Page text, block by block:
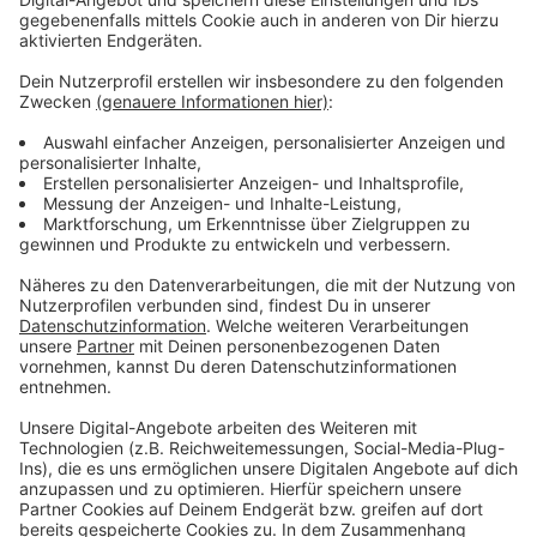
In den Geschäften sei die Lage durch die
Maskenpflicht und die Hygienekonzepte sicher, heißt
es vom Handelsverband. Nächstes Wochenende sind
weitere verkaufsoffene Sonntage in einigen
Düsseldorfer Stadtteilen geplant.
Anzeige
Weitere Infos und Links zum Thema
Anzeige
Erwartungen des Düsseldorfer Einzelhandels an
das Weihnachtsgeschäft:
Verkaufsoffene Sonntags 2021 in Düsseldorf:
Polizeipräsenz in der Vorweihnachtszeit: